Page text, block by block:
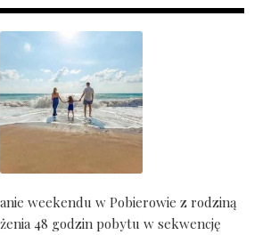
weekendu w Pobierowie z rodziną
48 godzin pobytu w sekwencję